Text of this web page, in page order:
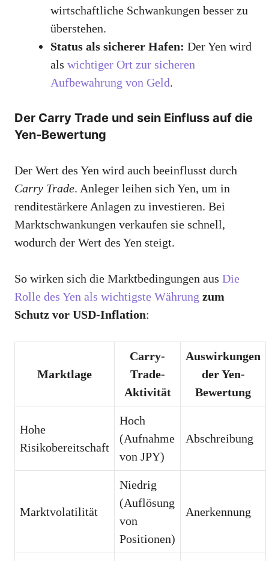
wirtschaftliche Schwankungen besser zu
überstehen.
Status als sicherer Hafen: Der Yen wird
als wichtiger Ort zur sicheren
Aufbewahrung von Geld.
Der Carry Trade und sein Einfluss auf die
Yen-Bewertung
Der Wert des Yen wird auch beeinflusst durch
Carry Trade. Anleger leihen sich Yen, um in
renditestärkere Anlagen zu investieren. Bei
Marktschwankungen verkaufen sie schnell,
wodurch der Wert des Yen steigt.
So wirken sich die Marktbedingungen aus Die
Rolle des Yen als wichtigste Währung zum
Schutz vor USD-Inflation:
Marktlage
Carry-
Trade-
Aktivität
Auswirkungen
der Yen-
Bewertung
Hohe
Risikobereitschaft
Hoch
(Aufnahme
von JPY)
Abschreibung
Marktvolatilität
Niedrig
(Auflösung
von
Positionen)
Anerkennung